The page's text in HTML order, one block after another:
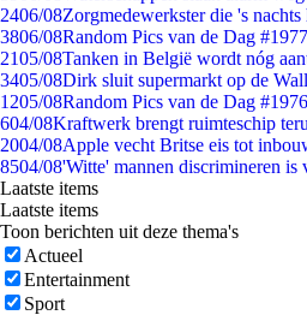
2406/08Zorgmedewerkster die 's
3806/08Random Pics van de Dag #1977
2105/08Tanken in België wordt nóg
3405/08Dirk sluit supermarkt op de
1205/08Random Pics van de Dag #1976
604/08Kraftwerk brengt ruimteschip
2004/08Apple vecht Britse eis tot
8504/08'Witte' mannen discrimineren is
Laatste items
Laatste items
Toon berichten uit deze thema's
Actueel
Entertainment
Sport